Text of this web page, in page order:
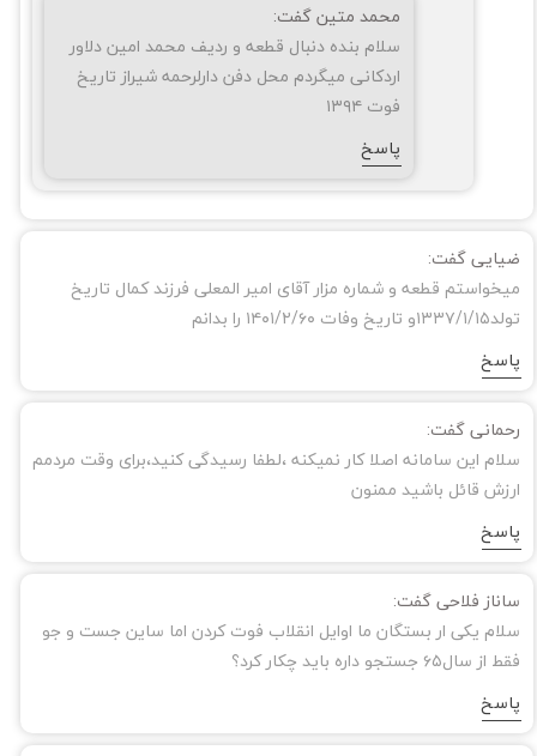
محمد متین گفت:
سلام بنده دنبال قطعه و ردیف محمد امین دلاور
اردکانی میگردم محل دفن دارلرحمه شیراز تاریخ
فوت ۱۳۹۴
پاسخ
ضیایی گفت:
میخواستم قطعه و شماره مزار آقای امیر المعلی فرزند کمال تاریخ
تولد۱۳۳۷/۱/۱۵و تاریخ وفات ۱۴۰۱/۲/۶۰ را بدانم
پاسخ
رحمانی گفت:
سلام این سامانه اصلا کار نمیکنه ،لطفا رسیدگی کنید،برای وقت مردمم
ارزش قائل باشید ممنون
پاسخ
ساناز فلاحی گفت:
سلام یکی ار بستگان ما اوایل انقلاب فوت کردن اما ساین جست و جو
فقط از سال۶۵ جستجو داره باید چکار کرد؟
پاسخ